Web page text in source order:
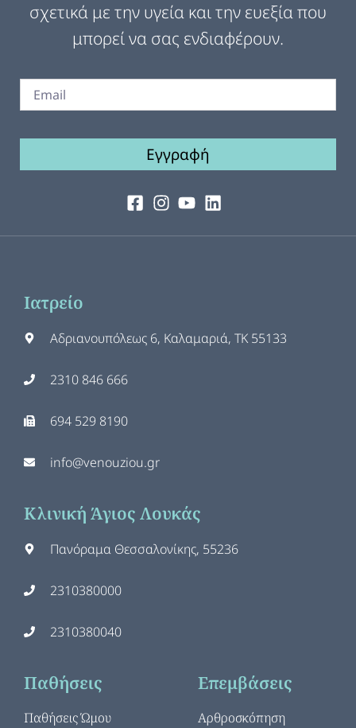
σχετικά με την υγεία και την ευεξία που
μπορεί να σας ενδιαφέρουν.
Εγγραφή
Ιατρείο
Αδριανουπόλεως 6, Καλαμαριά, ΤΚ 55133
2310 846 666
694 529 8190
info@venouziou.gr
Κλινική Άγιος Λουκάς
Πανόραμα Θεσσαλονίκης, 55236
2310380000
2310380040
Παθήσεις
Παθήσεις Ώμου
Επεμβάσεις
Αρθροσκόπηση